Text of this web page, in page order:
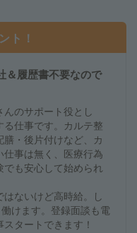
ト！
履歴書不要なので
んのサポート役とし
仕事です。カルテ整
・後片付けなど、カ
事は無く、医療行為
でも安心して始められ
はないけど高時給。し
けます。登録面談も電
タートできます！